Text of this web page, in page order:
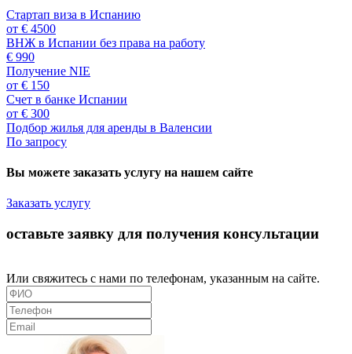
Стартап виза в Испанию
от € 4500
ВНЖ в Испании без права на работу
€ 990
Получение NIE
от € 150
Счет в банке Испании
от € 300
Подбор жилья для аренды в Валенсии
По запросу
Вы можете заказать услугу на нашем сайте
Заказать услугу
оставьте заявку для получения консультации
Или свяжитесь с нами по телефонам, указанным на сайте.